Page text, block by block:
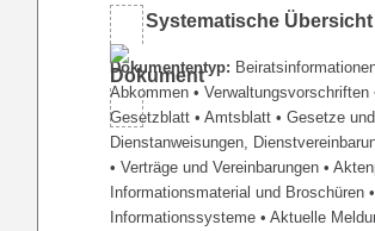
Systematische Übersicht
Dokumententyp:
Abkommen • Verwaltungsvorschriften
Gesetzblatt • Amtsblatt • Gesetze
Dienstanweisungen,
• Verträge und Vereinbarungen •
Informationsmaterial und Broschüren
Informationssysteme • Aktuelle